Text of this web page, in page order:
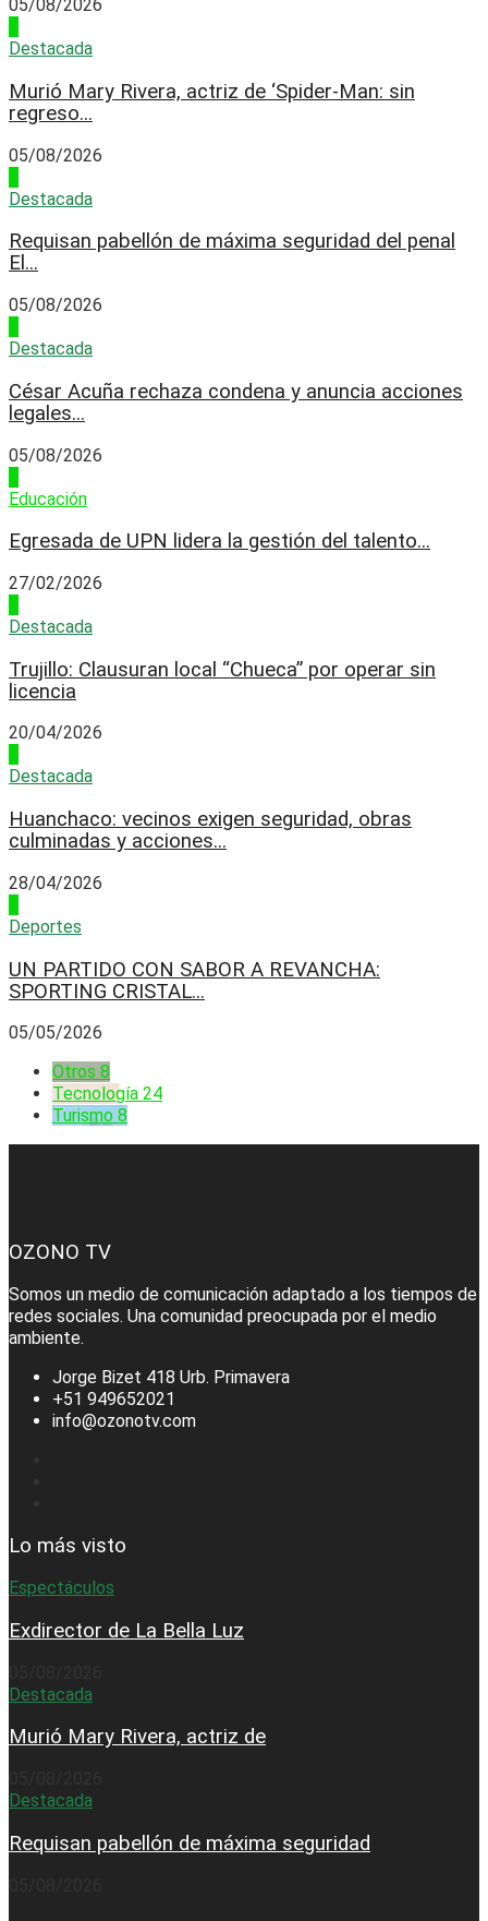
05/08/2026
Destacada
Murió Mary Rivera, actriz de ‘Spider-Man: sin
regreso...
05/08/2026
Destacada
Requisan pabellón de máxima seguridad del penal
El...
05/08/2026
Destacada
César Acuña rechaza condena y anuncia acciones
legales...
05/08/2026
Educación
Egresada de UPN lidera la gestión del talento...
27/02/2026
Destacada
Trujillo: Clausuran local “Chueca” por operar sin
licencia
20/04/2026
Destacada
Huanchaco: vecinos exigen seguridad, obras
culminadas y acciones...
28/04/2026
Deportes
UN PARTIDO CON SABOR A REVANCHA:
SPORTING CRISTAL...
05/05/2026
Otros 8
Tecnología 24
Turismo 8
OZONO TV
Somos un medio de comunicación adaptado a los tiempos de
redes sociales. Una comunidad preocupada por el medio
ambiente.
Jorge Bizet 418 Urb. Primavera
+51 949652021
info@ozonotv.com
Lo más visto
Espectáculos
Exdirector de La Bella Luz
Destacada
Murió Mary Rivera, actriz de
Destacada
Requisan pabellón de máxima seguridad